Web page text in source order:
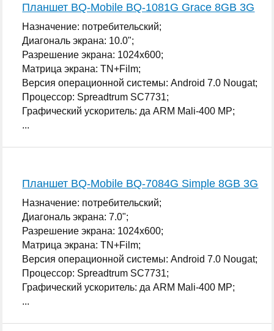
Планшет BQ-Mobile BQ-1081G Grace 8GB 3G
Назначение: потребительский;
Диагональ экрана: 10.0";
Разрешение экрана: 1024x600;
Матрица экрана: TN+Film;
Версия операционной системы: Android 7.0 Nougat;
Процессор: Spreadtrum SC7731;
Графический ускоритель: да ARM Mali-400 MP;
...
Планшет BQ-Mobile BQ-7084G Simple 8GB 3G
Назначение: потребительский;
Диагональ экрана: 7.0";
Разрешение экрана: 1024x600;
Матрица экрана: TN+Film;
Версия операционной системы: Android 7.0 Nougat;
Процессор: Spreadtrum SC7731;
Графический ускоритель: да ARM Mali-400 MP;
...